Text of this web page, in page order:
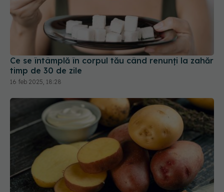
Ce se întâmplă în corpul tău când renunți la zahăr
timp de 30 de zile
16 feb 2025, 18:28